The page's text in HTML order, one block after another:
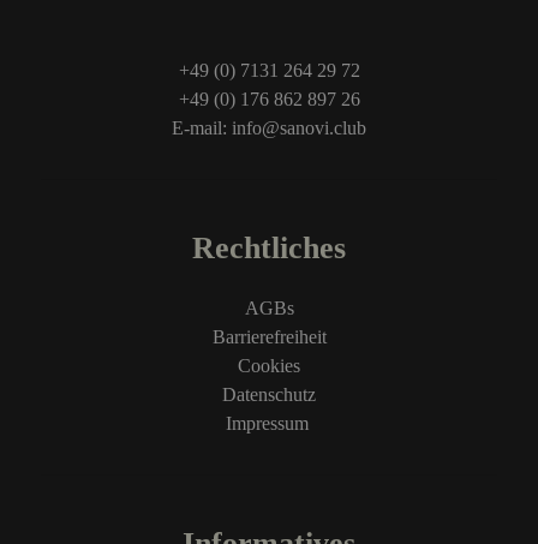
+49 (0) 7131 264 29 72
+49 (0) 176 862 897 26
E-mail: info@sanovi.club
Rechtliches
AGBs
Barrierefreiheit
Cookies
Datenschutz
Impressum